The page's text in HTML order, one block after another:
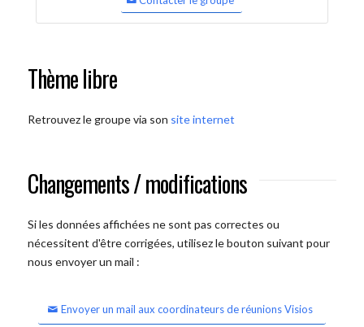
Thème libre
Retrouvez le groupe via son site internet
Changements / modifications
Si les données affichées ne sont pas correctes ou
nécessitent d'être corrigées, utilisez le bouton suivant pour
nous envoyer un mail :
Envoyer un mail aux coordinateurs de réunions Visios